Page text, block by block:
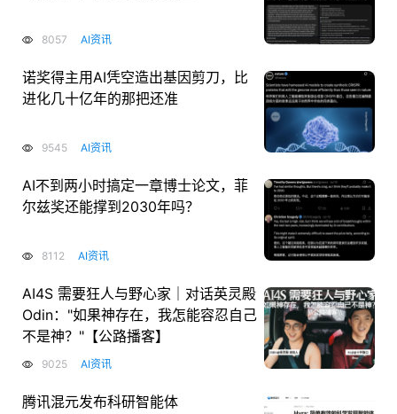
8057 AI资讯
诺奖得主用AI凭空造出基因剪刀，比
进化几十亿年的那把还准
9545 AI资讯
AI不到两小时搞定一章博士论文，菲
尔兹奖还能撑到2030年吗？
8112 AI资讯
AI4S 需要狂人与野心家｜对话英灵殿
Odin："如果神存在，我怎能容忍自己
不是神？"【公路播客】
9025 AI资讯
腾讯混元发布科研智能体